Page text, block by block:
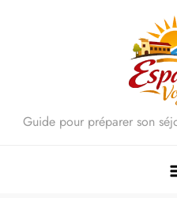
Guide pour préparer son